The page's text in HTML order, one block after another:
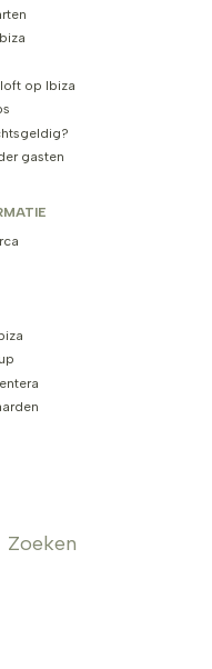
op Ibiza
gasten
Zoeken